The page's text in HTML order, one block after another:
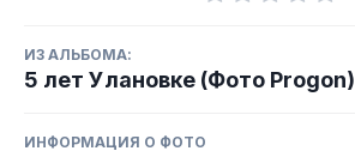
ИЗ АЛЬБОМА:
5 лет Улановке (Фото Progon)
ИНФОРМАЦИЯ О ФОТО